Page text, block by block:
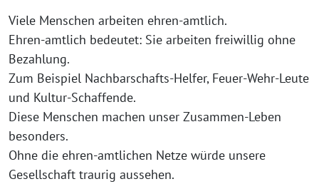
Viele Menschen arbeiten ehren-amtlich.
Ehren-amtlich bedeutet: Sie arbeiten freiwillig ohne
Bezahlung.
Zum Beispiel Nachbarschafts-Helfer, Feuer-Wehr-Leute
und Kultur-Schaffende.
Diese Menschen machen unser Zusammen-Leben
besonders.
Ohne die ehren-amtlichen Netze würde unsere
Gesellschaft traurig aussehen.